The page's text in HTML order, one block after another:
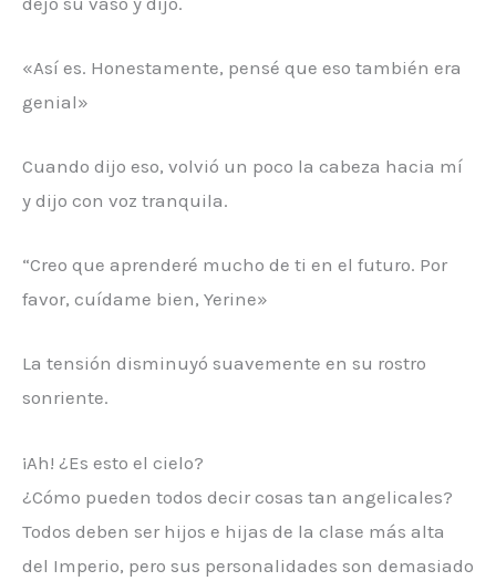
«Así es. Honestamente, pensé que eso también era
genial»
Cuando dijo eso, volvió un poco la cabeza hacia mí
y dijo con voz tranquila.
“Creo que aprenderé mucho de ti en el futuro. Por
favor, cuídame bien, Yerine»
La tensión disminuyó suavemente en su rostro
sonriente.
¡Ah! ¿Es esto el cielo?
¿Cómo pueden todos decir cosas tan angelicales?
Todos deben ser hijos e hijas de la clase más alta
del Imperio, pero sus personalidades son demasiado